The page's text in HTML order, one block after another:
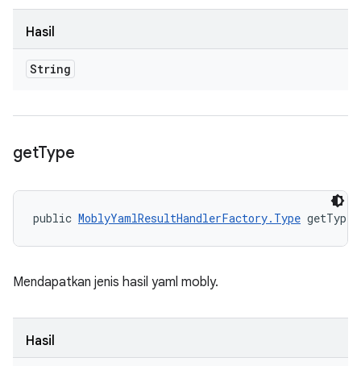
Hasil
String
getType
public MoblyYamlResultHandlerFactory.Type
Mendapatkan jenis hasil yaml mobly.
Hasil